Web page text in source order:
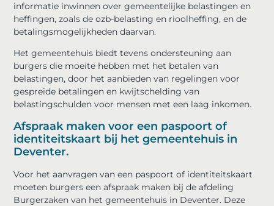
informatie inwinnen over gemeentelijke belastingen en
heffingen, zoals de ozb-belasting en rioolheffing, en de
betalingsmogelijkheden daarvan.
Het gemeentehuis biedt tevens ondersteuning aan
burgers die moeite hebben met het betalen van
belastingen, door het aanbieden van regelingen voor
gespreide betalingen en kwijtschelding van
belastingschulden voor mensen met een laag inkomen.
Afspraak maken voor een paspoort of
identiteitskaart bij het gemeentehuis in
Deventer.
Voor het aanvragen van een paspoort of identiteitskaart
moeten burgers een afspraak maken bij de afdeling
Burgerzaken van het gemeentehuis in Deventer. Deze